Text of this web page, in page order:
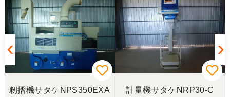
籾摺機サタケNPS350EXA
計量機サタケNRP30-C